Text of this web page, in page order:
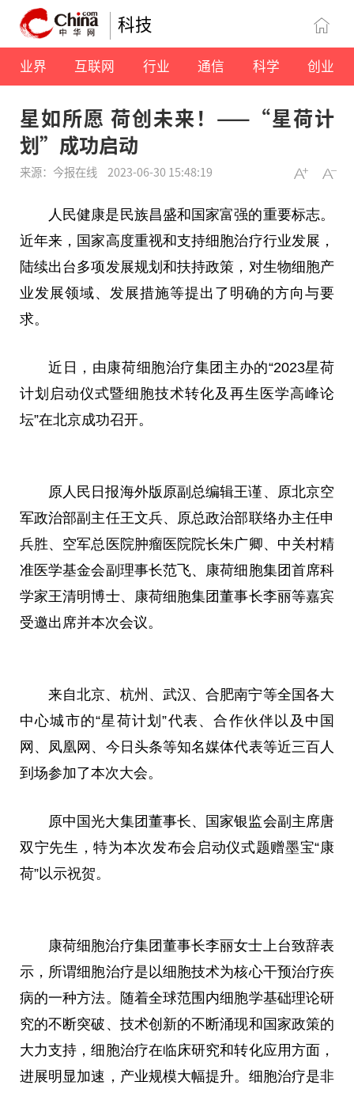
科技
业界 互联网 行业 通信 科学 创业
星如所愿 荷创未来！——“星荷计
划”成功启动
来源：今报在线 2023-06-30 15:48:19
人民健康是民族昌盛和国家富强的重要标志。
近年来，国家高度重视和支持细胞治疗行业发展，
陆续出台多项发展规划和扶持政策，对生物细胞产
业发展领域、发展措施等提出了明确的方向与要
求。
近日，由康荷细胞治疗集团主办的“2023星荷
计划启动仪式暨细胞技术转化及再生医学高峰论
坛”在北京成功召开。
原人民日报海外版原副总编辑王谨、原北京空
军政治部副主任王文兵、原总政治部联络办主任申
兵胜、空军总医院肿瘤医院院长朱广卿、中关村精
准医学基金会副理事长范飞、康荷细胞集团首席科
学家王清明博士、康荷细胞集团董事长李丽等嘉宾
受邀出席并本次会议。
来自北京、杭州、武汉、合肥南宁等全国各大
中心城市的“星荷计划”代表、合作伙伴以及中国
网、凤凰网、今日头条等知名媒体代表等近三百人
到场参加了本次大会。
原中国光大集团董事长、国家银监会副主席唐
双宁先生，特为本次发布会启动仪式题赠墨宝“康
荷”以示祝贺。
康荷细胞治疗集团董事长李丽女士上台致辞表
示，所谓细胞治疗是以细胞技术为核心干预治疗疾
病的一种方法。随着全球范围内细胞学基础理论研
究的不断突破、技术创新的不断涌现和国家政策的
大力支持，细胞治疗在临床研究和转化应用方面，
进展明显加速，产业规模大幅提升。细胞治疗是非